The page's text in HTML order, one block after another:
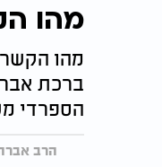
מהו
מהו
ברכת
הספרדי
הרב